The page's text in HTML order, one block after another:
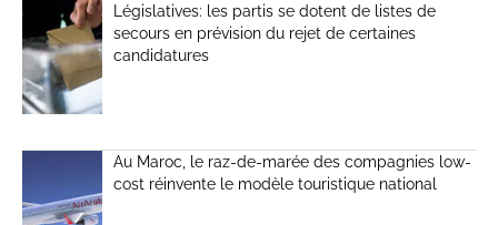
Législatives: les partis se dotent de listes de
secours en prévision du rejet de certaines
candidatures
Au Maroc, le raz-de-marée des compagnies low-
cost réinvente le modèle touristique national